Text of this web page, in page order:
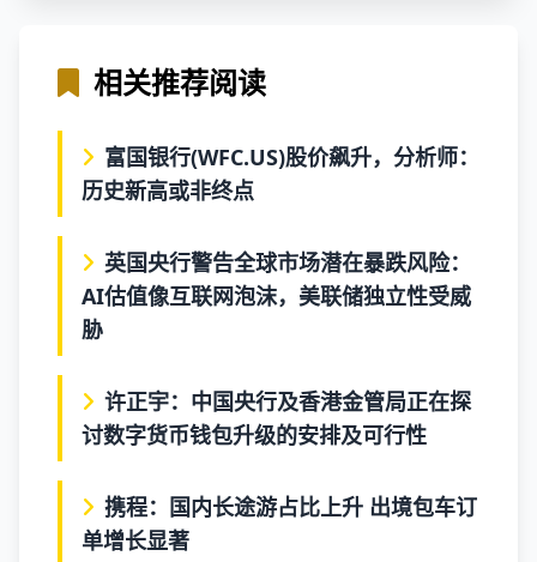
相关推荐阅读
富国银行(WFC.US)股价飙升，分析师：
历史新高或非终点
英国央行警告全球市场潜在暴跌风险：
AI估值像互联网泡沫，美联储独立性受威
胁
许正宇：中国央行及香港金管局正在探
讨数字货币钱包升级的安排及可行性
携程：国内长途游占比上升 出境包车订
单增长显著